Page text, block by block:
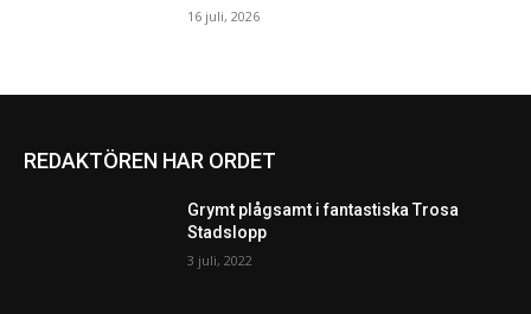
16 juli, 2026
REDAKTÖREN HAR ORDET
Grymt plågsamt i fantastiska Trosa
Stadslopp
3 juli, 2022